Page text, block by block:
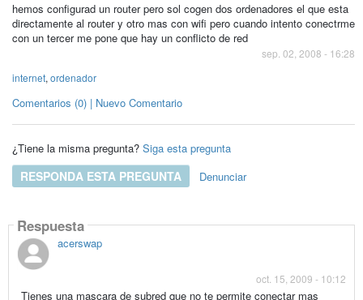
hemos configurad un router pero sol cogen dos ordenadores el que esta
directamente al router y otro mas con wifi pero cuando intento conectrme
con un tercer me pone que hay un conflicto de red
sep. 02, 2008 - 16:28
internet, ordenador
Comentarios (0) | Nuevo Comentario
¿Tiene la misma pregunta? Siga esta pregunta
RESPONDA ESTA PREGUNTA Denunciar
Respuesta
acerswap
oct. 15, 2009 - 10:12
Tienes una mascara de subred que no te permite conectar mas